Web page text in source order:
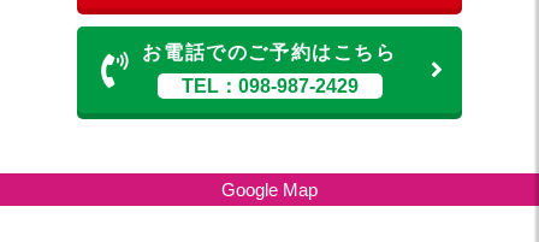
お電話でのご予約はこちら
TEL：098-987-2429
Google Map